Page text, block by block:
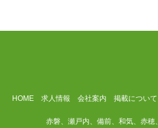
HOME 求人情報 会社案内 掲載について
赤磐、瀬戸内、備前、和気、赤